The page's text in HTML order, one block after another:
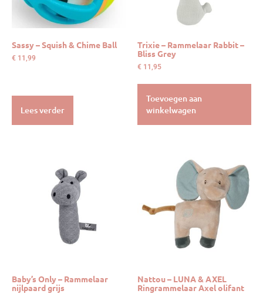
Sassy – Squish & Chime Ball
€ 11,99
Lees verder
Trixie – Rammelaar Rabbit –
Bliss Grey
€ 11,95
Toevoegen aan
winkelwagen
Baby’s Only – Rammelaar
nijlpaard grijs
Nattou – LUNA & AXEL
Ringrammelaar Axel olifant